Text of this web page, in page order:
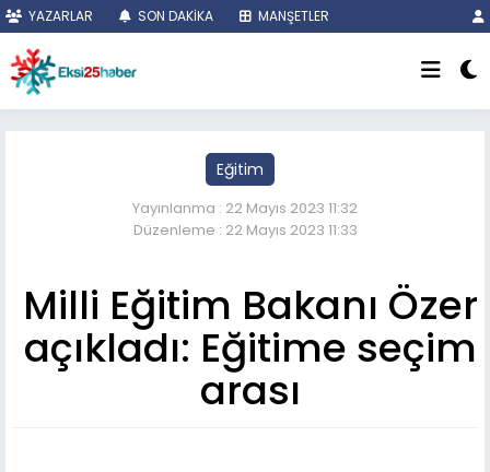
YAZARLAR SON DAKİKA MANŞETLER
Eğitim
Yayınlanma : 22 Mayıs 2023 11:32
Düzenleme : 22 Mayıs 2023 11:33
Milli Eğitim Bakanı Özer
açıkladı: Eğitime seçim
arası